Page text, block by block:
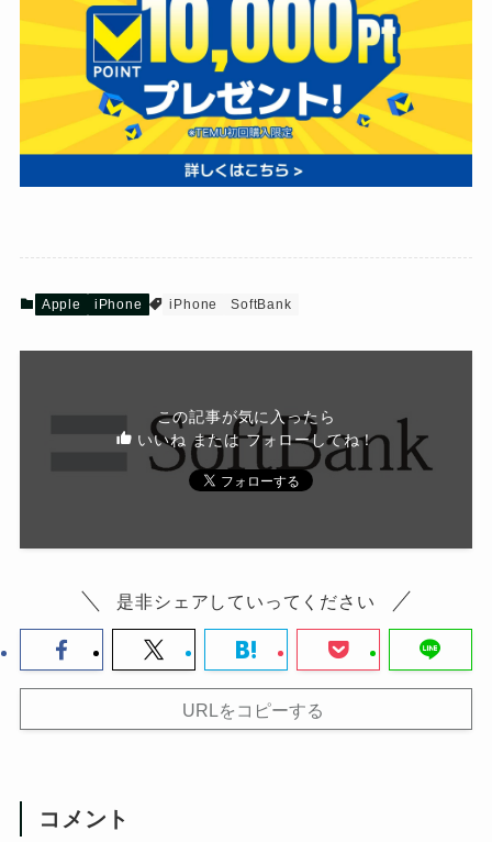
Apple iPhone iPhone SoftBank
この記事が気に入ったら
いいね または フォローしてね！
是非シェアしていってください
URLをコピーする
コメント